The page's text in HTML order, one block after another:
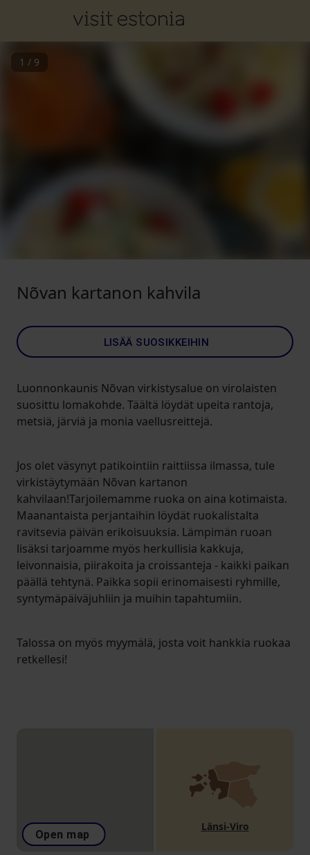
1 / 9
Nõvan kartanon kahvila
LISÄÄ SUOSIKKEIHIN
Luonnonkaunis Nõvan virkistysalue on virolaisten
suosittu lomakohde. Täältä löydät upeita rantoja,
metsiä, järviä ja monia vaellusreittejä.
Jos olet väsynyt patikointiin raittiissa ilmassa, tule
virkistäytymään Nõvan kartanon
kahvilaan!Tarjoilemamme ruoka on aina kotimaista.
Maanantaista perjantaihin löydät ruokalistalta
ravitsevia päivän erikoisuuksia. Lämpimän ruoan
lisäksi tarjoamme myös herkullisia kakkuja,
leivonnaisia, piirakoita ja croissanteja - kaikki paikan
päällä tehtynä. Paikka sopii erinomaisesti ryhmille,
syntymäpäiväjuhliin ja muihin tapahtumiin.
Talossa on myös myymälä, josta voit hankkia ruokaa
retkellesi!
Open map
Länsi-Viro